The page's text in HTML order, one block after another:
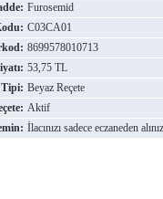
Furosemid
C03CA01
8699578010713
53,75 TL
Tipi: Beyaz Reçete
Aktif
İlacınızı sadece eczaneden